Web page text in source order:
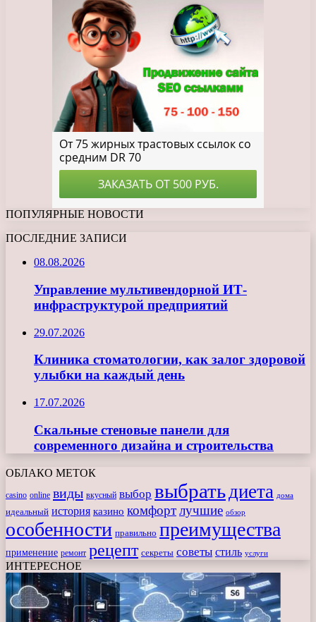
ПОПУЛЯРНЫЕ НОВОСТИ
ПОСЛЕДНИЕ ЗАПИСИ
08.08.2026
Управление мультивендорной ИТ-
инфраструктурой предприятий
29.07.2026
Клиника стоматологии, как залог здоровой
улыбки на каждый день
17.07.2026
Скальные стеновые панели для
современного дизайна и строительства
ОБЛАКО МЕТОК
casino online виды вкусный выбор выбрать диета дома
идеальный история казино комфортлучшие обзор
особенности правильно преимущества
применение ремонт рецепт секреты советы стиль услуги
ИНТЕРЕСНОЕ